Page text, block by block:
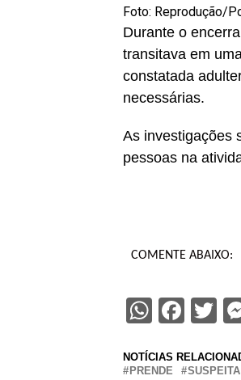
Foto: Reprodução/
Durante o
transitava em
constatada
necessárias.
As investigações
pessoas na
COMENTE ABAIXO:
NOTÍCIAS
PRENDE
SUSPEITA